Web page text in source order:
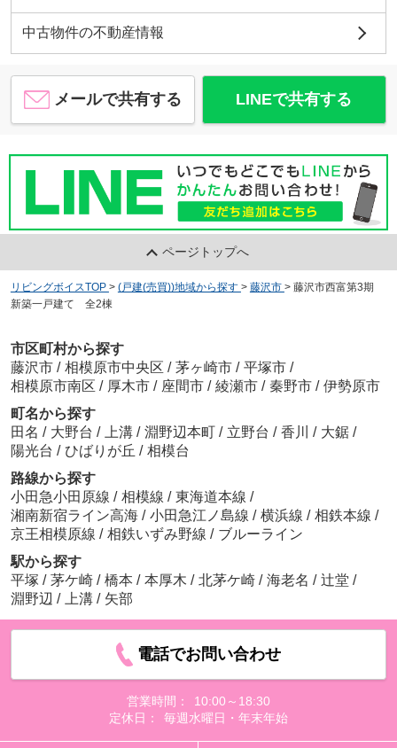
中古物件の不動産情報
メールで共有する LINEで共有する
ページトップへ
リビングボイスTOP > (戸建(売買))地域から探す > 藤沢市 > 藤沢市西富第3期
新築一戸建て 全2棟
市区町村から探す
藤沢市 / 相模原市中央区 / 茅ヶ崎市 / 平塚市 /
相模原市南区 / 厚木市 / 座間市 / 綾瀬市 / 秦野市 / 伊勢原市
町名から探す
田名 / 大野台 / 上溝 / 淵野辺本町 / 立野台 / 香川 / 大鋸 /
陽光台 / ひばりが丘 / 相模台
路線から探す
小田急小田原線 / 相模線 / 東海道本線 /
湘南新宿ライン高海 / 小田急江ノ島線 / 横浜線 / 相鉄本線 /
京王相模原線 / 相鉄いずみ野線 / ブルーライン
駅から探す
平塚 / 茅ケ崎 / 橋本 / 本厚木 / 北茅ケ崎 / 海老名 / 辻堂 /
淵野辺 / 上溝 / 矢部
電話でお問い合わせ
営業時間：
10:00～18:30
定休日：
毎週水曜日・年末年始